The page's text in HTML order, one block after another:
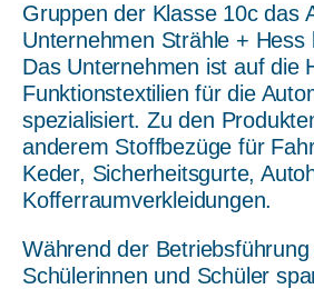
Gruppen der Klasse 10c das
Unternehmen Strähle + Hess
Das Unternehmen ist auf die
Funktionstextilien für die
spezialisiert. Zu den
anderem Stoffbezüge für
Keder, Sicherheitsgurte,
Kofferraumverkleidungen.
Während der
Schülerinnen und Schüler